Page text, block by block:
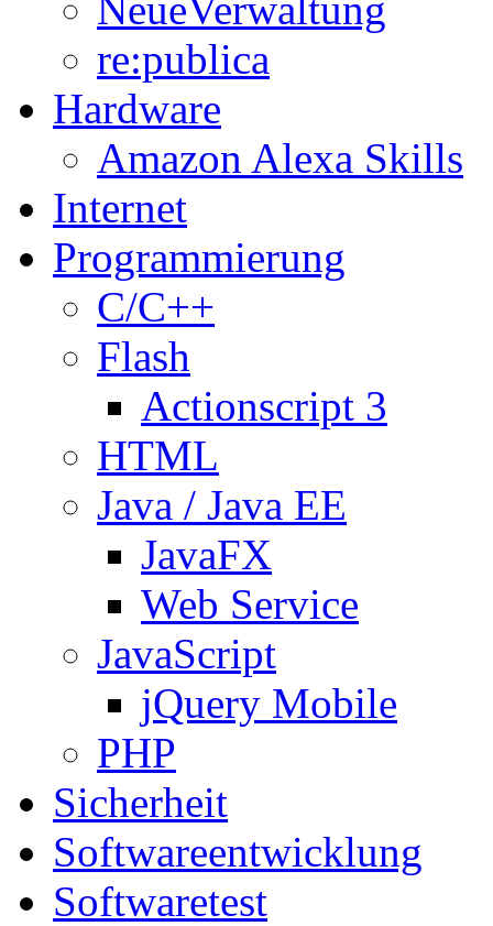
re:publica
Hardware
Amazon Alexa Skills
Internet
Programmierung
C/C++
Flash
Actionscript 3
HTML
Java / Java EE
JavaFX
Web Service
JavaScript
jQuery Mobile
PHP
Sicherheit
Softwareentwicklung
Softwaretest